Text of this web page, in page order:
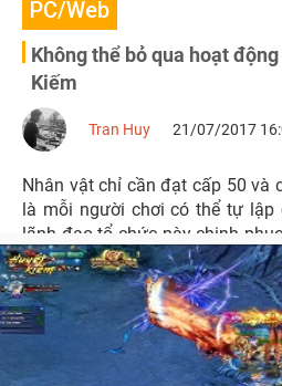
PC/Web
Không thể bỏ qua hoạt
Kiếm
Tran Huy 21/07/2017
Nhân vật chỉ cần đạt cấp 50 và
là mỗi người chơi có thể tự lập
lãnh đạo tổ chức này chinh
động phó bản, chiến trường đến
server,…